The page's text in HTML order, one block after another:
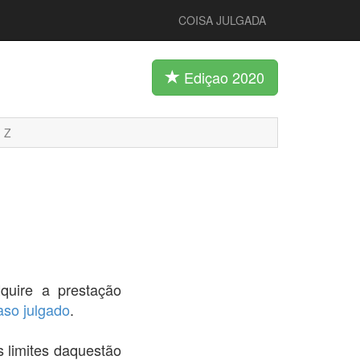
COISA JULGADA
Ediçao 2020
Z
a prestação
julgado.
limites daquestão